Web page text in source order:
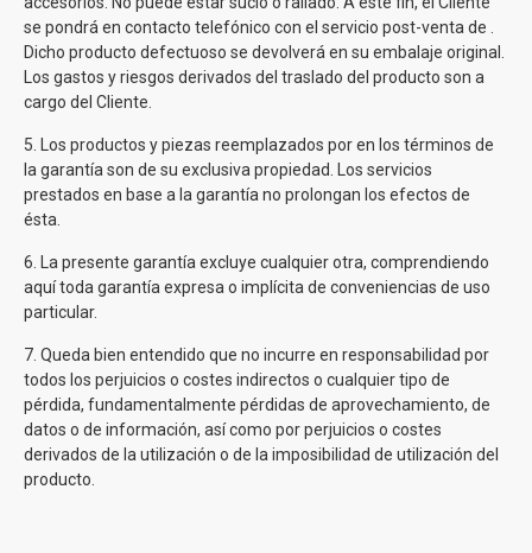
se pondrá en contacto telefónico con el servicio post-venta de
Dicho producto defectuoso se devolverá en su embalaje original.
Los gastos y riesgos derivados del traslado del producto son a
cargo del Cliente.
5. Los productos y piezas reemplazados poren los términos de
la garantía son de su exclusiva propiedad. Los servicios
prestados en base a la garantía no prolongan los efectos de
ésta.
6. La presente garantía excluye cualquier otra, comprendiendo
aquí toda garantía expresa o implícita de conveniencias de uso
particular.
7. Queda bien entendido que no incurre en responsabilidad por
todos los perjuicios o costes indirectos o cualquier tipo de
pérdida, fundamentalmente pérdidas de aprovechamiento, de
datos o de información, así como por perjuicios o costes
derivados de la utilización o de la imposibilidad de utilización del
producto.